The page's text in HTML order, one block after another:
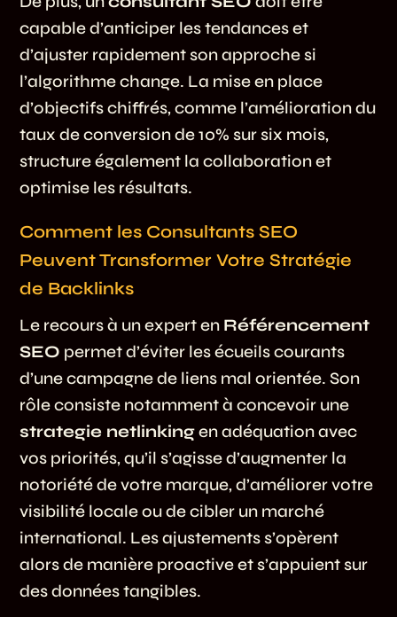
capable d’anticiper les tendances et
d’ajuster rapidement son approche si
l’algorithme change. La mise en place
d’objectifs chiffrés, comme l’amélioration du
taux de conversion de 10% sur six mois,
structure également la collaboration et
optimise les résultats.
Comment les Consultants SEO
Peuvent Transformer Votre Stratégie
de Backlinks
Le recours à un expert en Référencement
SEO permet d’éviter les écueils courants
d’une campagne de liens mal orientée. Son
rôle consiste notamment à concevoir une
strategie netlinkingen adéquation avec
vos priorités, qu’il s’agisse d’augmenter la
notoriété de votre marque, d’améliorer votre
visibilité locale ou de cibler un marché
international. Les ajustements s’opèrent
alors de manière proactive et s’appuient sur
des données tangibles.